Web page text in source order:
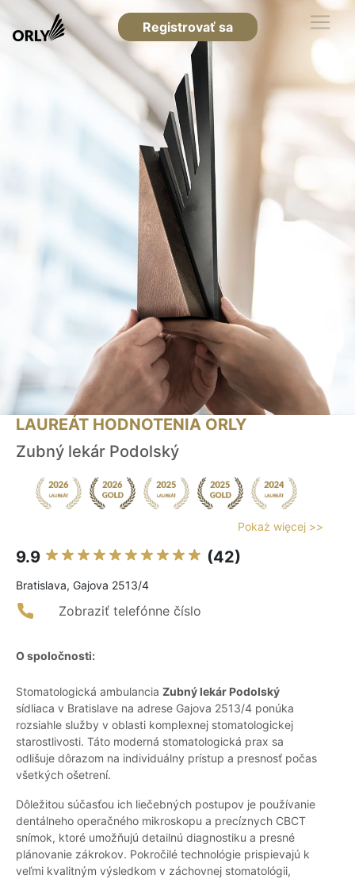
Registrovať sa
LAUREÁT HODNOTENIA ORLY
Zubný lekár Podolský
Pokaż więcej >>
9.9 (42)
Bratislava, Gajova 2513/4
Zobraziť telefónne číslo
O spoločnosti:
Stomatologická ambulancia Zubný lekár Podolský
sídliaca v Bratislave na adrese Gajova 2513/4 ponúka
rozsiahle služby v oblasti komplexnej stomatologickej
starostlivosti. Táto moderná stomatologická prax sa
odlišuje dôrazom na individuálny prístup a presnosť počas
všetkých ošetrení.
Dôležitou súčasťou ich liečebných postupov je používanie
dentálneho operačného mikroskopu a precíznych CBCT
snímok, ktoré umožňujú detailnú diagnostiku a presné
plánovanie zákrokov. Pokročilé technológie prispievajú k
veľmi kvalitným výsledkom v záchovnej stomatológii,